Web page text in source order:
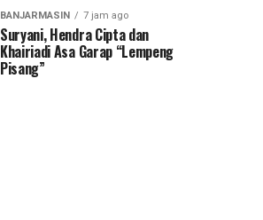
BANJARMASIN 7 jam ago
Suryani, Hendra Cipta dan
Khairiadi Asa Garap “Lempeng
Pisang”